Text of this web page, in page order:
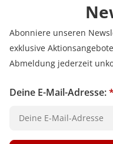
Abonniere unseren
exklusive
Abmeldung jederzeit
Deine E-Mail-Adresse:*